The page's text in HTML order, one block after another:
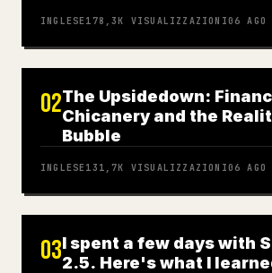
INGLESE 178,3K VISUALIZZAZIONI06 AGO
02The Upsidedown:
Chicanery and the
Bubble
INGLESE 131,7K VISUALIZZAZIONI06 AGO
03I spent a few days with
2.5. Here's what I